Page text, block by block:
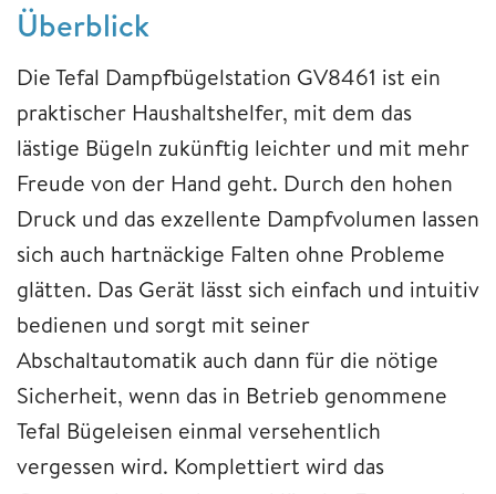
Überblick
Die Tefal Dampfbügelstation GV8461 ist ein
praktischer Haushaltshelfer, mit dem das
lästige Bügeln zukünftig leichter und mit mehr
Freude von der Hand geht. Durch den hohen
Druck und das exzellente Dampfvolumen lassen
sich auch hartnäckige Falten ohne Probleme
glätten. Das Gerät lässt sich einfach und intuitiv
bedienen und sorgt mit seiner
Abschaltautomatik auch dann für die nötige
Sicherheit, wenn das in Betrieb genommene
Tefal Bügeleisen einmal versehentlich
vergessen wird. Komplettiert wird das